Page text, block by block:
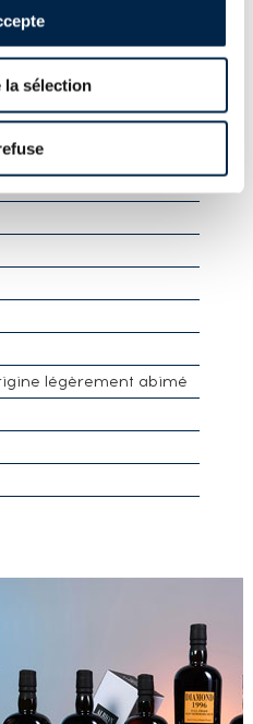
sélection
légèrement abimé